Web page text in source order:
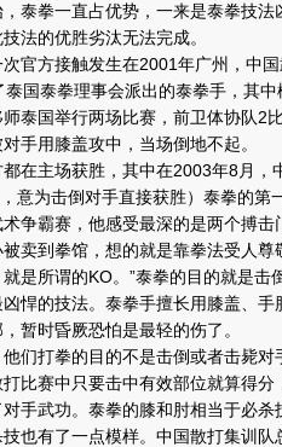
泰拳一直占优势，一来是泰拳技
法的优胜劣汰无法完成。
方接触发生在2001年广州，中国
国泰拳理事会派出的泰拳手，其
泰国举行两场比赛，前卫体协队2
手用膝盖攻中，当场倒地不起。
主场获胜，其中在2003年8月，
意为击倒对手直接获胜）泰拳的第
争霸赛，他感受最深的是两个搏击
卖到拳馆，想的就是靠拳法受人
是所谓的KO。”泰拳的目的就是击
悍的技法。泰拳手擅长用膝盖、手
暂时昏厥恐怕是最轻的伤了。
打拳的目的不是击倒或者击毙对
比赛中只要击中有效部位就算得
手武功。泰拳的膝和肘相当于必杀
也有了一点模样。中国散打集训队